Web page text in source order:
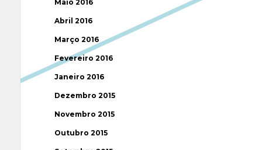
Maio 2016
Abril 2016
Março 2016
Fevereiro 2016
Janeiro 2016
Dezembro 2015
Novembro 2015
Outubro 2015